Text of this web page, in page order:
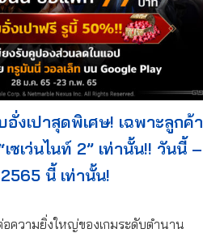
งเปาสุดพิเศษ! เฉพาะลูกค้า
ซเว่นไนท์ 2” เท่านั้น!! วันนี้ –
นี้ เท่านั้น!
อความยิ่งใหญ่ของเกมระดับตำนาน